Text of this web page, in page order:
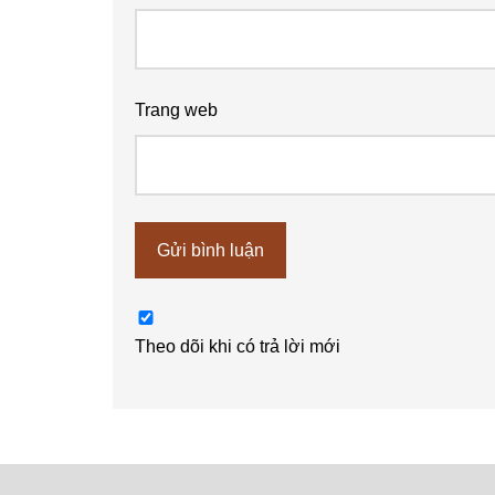
Trang web
Theo dõi khi có trả lời mới